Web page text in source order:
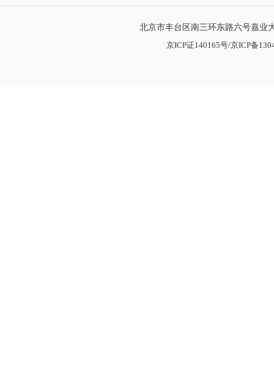
北京市丰台区南三环东路六号嘉业
京ICP证140165号/京ICP备